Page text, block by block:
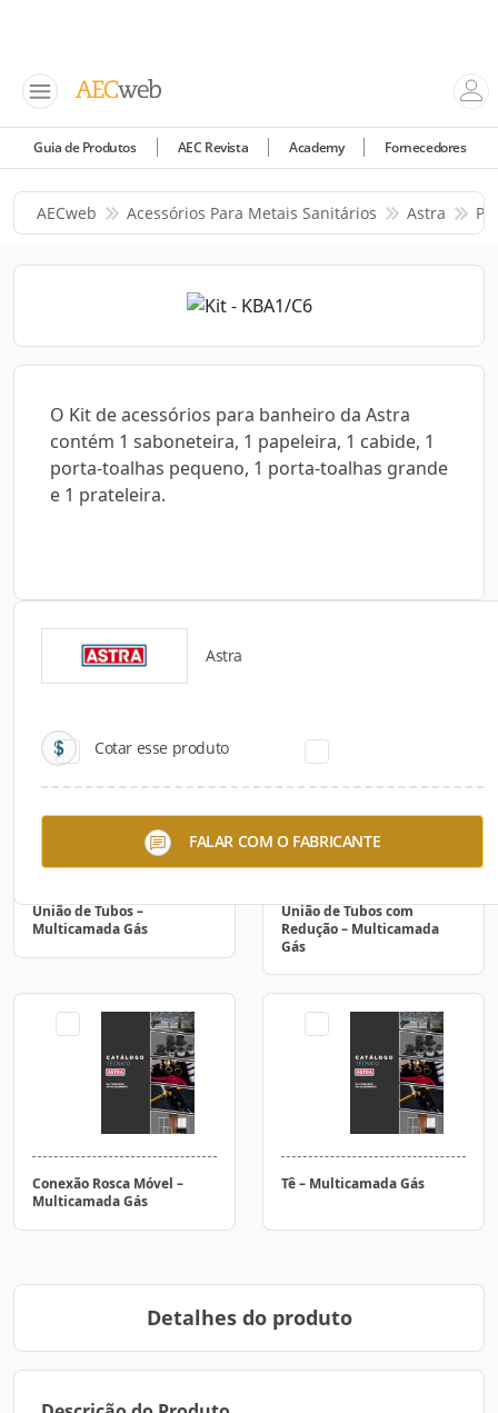
Guia de Produtos AEC Revista Academy Fornecedores
AECweb Acessórios Para Metais Sanitários Astra
O Kit de acessórios para banheiro da Astra
contém 1 saboneteira, 1 papeleira, 1 cabide, 1
porta-toalhas pequeno, 1 porta-toalhas grande
e 1 prateleira.
Astra
Cotar esse produto
FALAR COM O FABRICANTE
Catálogos para Download
União de Tubos –
Multicamada Gás
União de Tubos com
Redução – Multicamada
Gás
Conexão Rosca Móvel –
Multicamada Gás
Tê – Multicamada Gás
Detalhes do produto